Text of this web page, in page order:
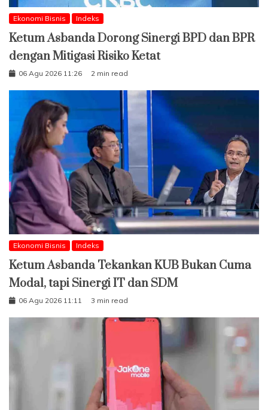
Ekonomi Bisnis Indeks
Ketum Asbanda Dorong Sinergi BPD dan BPR
dengan Mitigasi Risiko Ketat
06 Agu 2026 11:26 2 min read
Ekonomi Bisnis Indeks
Ketum Asbanda Tekankan KUB Bukan Cuma
Modal, tapi Sinergi IT dan SDM
06 Agu 2026 11:11 3 min read